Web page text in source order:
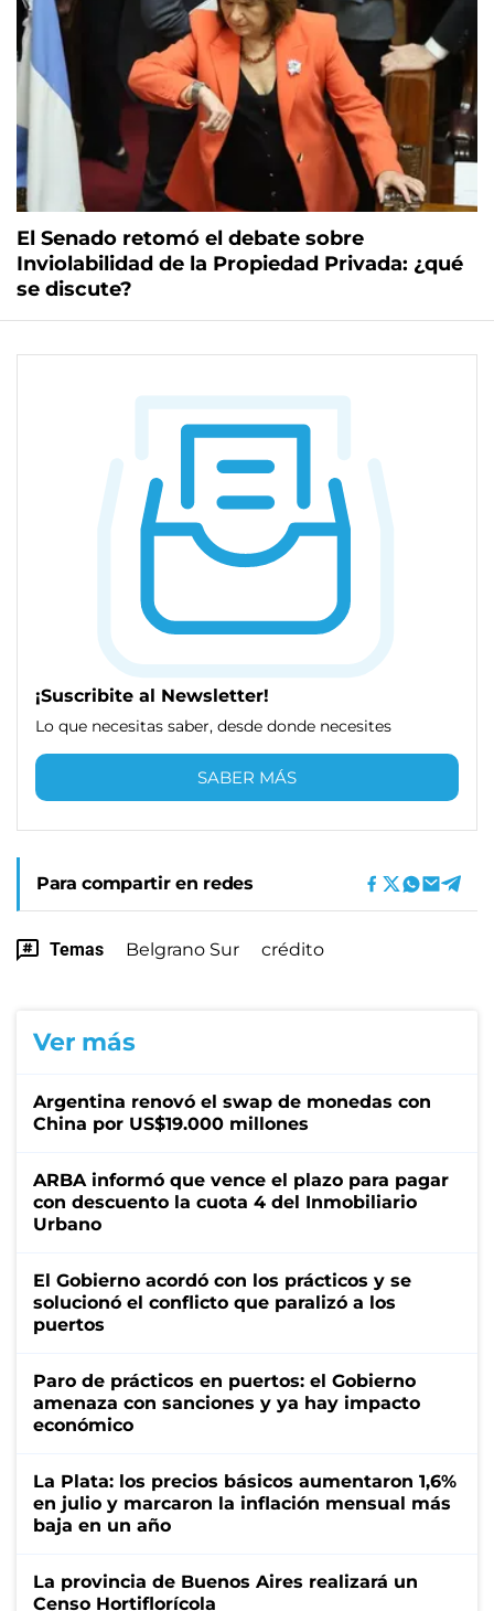
El Senado retomó el debate sobre
Inviolabilidad de la Propiedad Privada: ¿qué
se discute?
¡Suscribite al Newsletter!
Lo que necesitas saber, desde donde necesites
SABER MÁS
Para compartir en redes
Temas Belgrano Sur crédito
Ver más
Argentina renovó el swap de monedas con
China por US$19.000 millones
ARBA informó que vence el plazo para pagar
con descuento la cuota 4 del Inmobiliario
Urbano
El Gobierno acordó con los prácticos y se
solucionó el conflicto que paralizó a los
puertos
Paro de prácticos en puertos: el Gobierno
amenaza con sanciones y ya hay impacto
económico
La Plata: los precios básicos aumentaron 1,6%
en julio y marcaron la inflación mensual más
baja en un año
La provincia de Buenos Aires realizará un
Censo Hortiflorícola